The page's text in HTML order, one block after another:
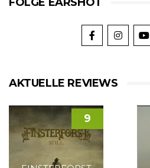
AKTUELLE REVIEWS
9